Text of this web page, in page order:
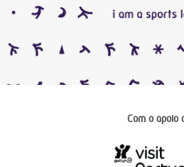
Com o apoio